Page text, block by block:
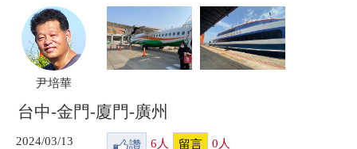
尹培華
台中-金門-廈門-廣州
2024/03/13 讚 6 人 留言 0 人